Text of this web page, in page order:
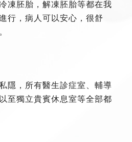
凍胚胎，解凍胚胎等都在我
行，病人可以安心，很舒
隱，所有醫生診症室、輔導
至獨立貴賓休息室等全部都